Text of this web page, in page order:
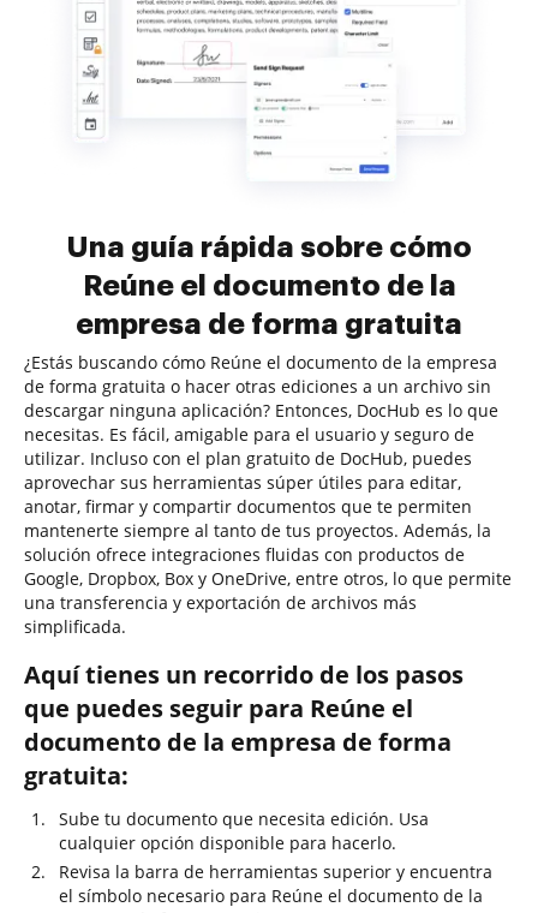
Una guía rápida sobre cómo
Reúne el documento de la
empresa de forma gratuita
¿Estás buscando cómo Reúne el documento de la empresa
de forma gratuita o hacer otras ediciones a un archivo sin
descargar ninguna aplicación? Entonces, DocHub es lo que
necesitas. Es fácil, amigable para el usuario y seguro de
utilizar. Incluso con el plan gratuito de DocHub, puedes
aprovechar sus herramientas súper útiles para editar,
anotar, firmar y compartir documentos que te permiten
mantenerte siempre al tanto de tus proyectos. Además, la
solución ofrece integraciones fluidas con productos de
Google, Dropbox, Box y OneDrive, entre otros, lo que permite
una transferencia y exportación de archivos más
simplificada.
Aquí tienes un recorrido de los pasos
que puedes seguir para Reúne el
documento de la empresa de forma
gratuita:
Sube tu documento que necesita edición. Usa
cualquier opción disponible para hacerlo.
Revisa la barra de herramientas superior y encuentra
el símbolo necesario para Reúne el documento de la